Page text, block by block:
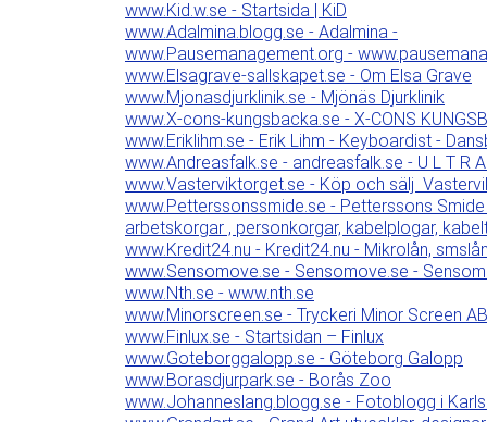
www.Kid.w.se - Startsida | KiD
www.Adalmina.blogg.se - Adalmina -
www.Pausemanagement.org -
www.Elsagrave-sallskapet.se - Om Elsa Grave
www.Mjonasdjurklinik.se - Mjönäs Djurklinik
www.X-cons-kungsbacka.se - X-CONS
www.Eriklihm.se - Erik Lihm - Keyboardist -
www.Andreasfalk.se - andreasfalk.se - U L T R
www.Vasterviktorget.se - Köp och sälj 
www.Petterssonssmide.se - Petterssons
arbetskorgar , personkorgar, kabelplogar,
www.Kredit24.nu - Kredit24.nu - Mikrolån,
www.Sensomove.se - Sensomove.se -
www.Nth.se - www.nth.se
www.Minorscreen.se - Tryckeri Minor Screen
www.Finlux.se - Startsidan – Finlux
www.Goteborggalopp.se - Göteborg Galopp
www.Borasdjurpark.se - Borås Zoo
www.Johanneslang.blogg.se - Fotoblogg i